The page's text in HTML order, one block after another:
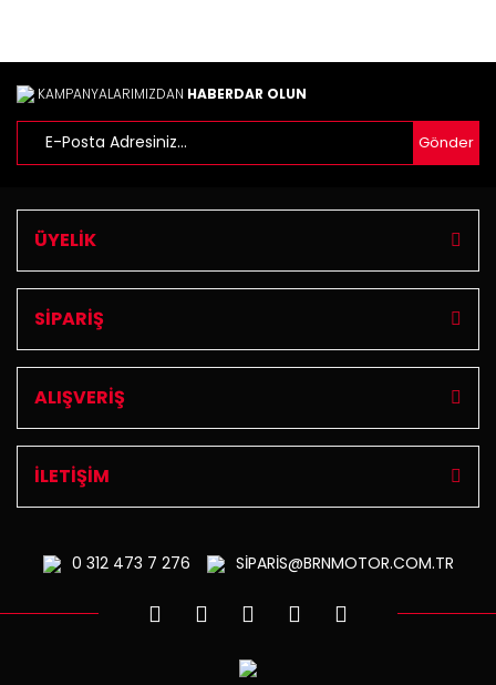
KAMPANYALARIMIZDAN HABERDAR OLUN
Gönder
ÜYELİK
SİPARİŞ
ALIŞVERİŞ
İLETİŞİM
0 312473 7 276 SİPARİS@BRNMOTOR.COM.TR